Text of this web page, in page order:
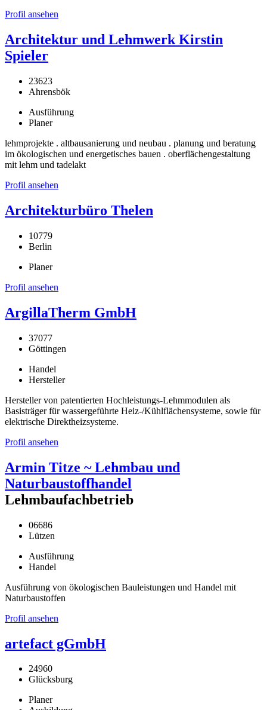
Profil ansehen
Architektur und Lehmwerk Kirstin
Spieler
23623
Ahrensbök
Ausführung
Planer
lehmprojekte . altbausanierung und neubau . planung und beratung
im ökologischen und energetisches bauen . oberflächengestaltung
mit lehm und tadelakt
Profil ansehen
Architekturbüro Thelen
10779
Berlin
Planer
Profil ansehen
ArgillaTherm GmbH
37077
Göttingen
Handel
Hersteller
Hersteller von patentierten Hochleistungs-Lehmmodulen als
Basisträger für wassergeführte Heiz-/Kühlflächensysteme, sowie für
elektrische Direktheizsysteme.
Profil ansehen
Armin Titze ~ Lehmbau und
Naturbaustoffhandel
Lehmbaufachbetrieb
06686
Lützen
Ausführung
Handel
Ausführung von ökologischen Bauleistungen und Handel mit
Naturbaustoffen
Profil ansehen
artefact gGmbH
24960
Glücksburg
Planer